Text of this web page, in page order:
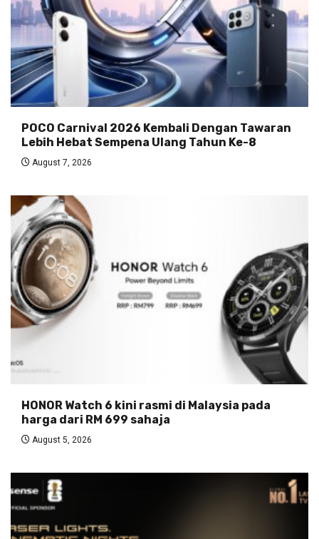
POCO Carnival 2026 Kembali Dengan Tawaran
Lebih Hebat Sempena Ulang Tahun Ke-8
August 7, 2026
HONOR Watch 6 kini rasmi di Malaysia pada
harga dari RM 699 sahaja
August 5, 2026